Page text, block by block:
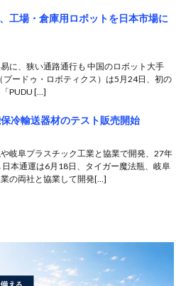
工場・倉庫用ロボットを日本市場に
に、狭い通路通行も 中国のロボット大手
プードゥ・ロボティクス）は5月24日、初の
PUDU […]
冷輸送器材のテスト販売開始
岐阜プラスチック工業と協業で開発、27年
日本通運は6月18日、タイガー魔法瓶、岐阜
の両社と協業して開発[…]